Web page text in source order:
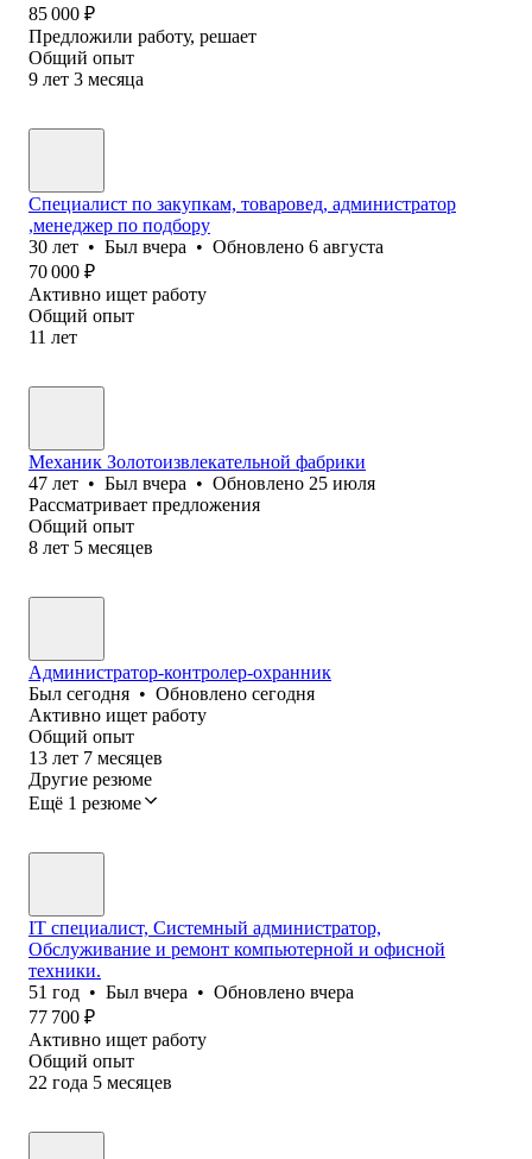
85 000 ₽
Предложили работу, решает
Общий опыт
9 лет 3 месяца
Специалист по закупкам, товаровед, администратор
,менеджер по подбору
30 лет • Был вчера • Обновлено 6 августа
70 000 ₽
Активно ищет работу
Общий опыт
11 лет
Механик Золотоизвлекательной фабрики
47 лет • Был вчера • Обновлено 25 июля
Рассматривает предложения
Общий опыт
8 лет 5 месяцев
Администратор-контролер-охранник
Был сегодня • Обновлено сегодня
Активно ищет работу
Общий опыт
13 лет 7 месяцев
Другие резюме
Ещё 1 резюме
IT специалист, Системный администратор,
Обслуживание и ремонт компьютерной и офисной
техники.
51 год • Был вчера • Обновлено вчера
77 700 ₽
Активно ищет работу
Общий опыт
22 года 5 месяцев